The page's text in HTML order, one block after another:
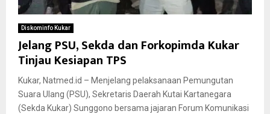
Diskominfo Kukar
Jelang PSU, Sekda dan Forkopimda Kukar
Tinjau Kesiapan TPS
Kukar, Natmed.id – Menjelang pelaksanaan Pemungutan
Suara Ulang (PSU), Sekretaris Daerah Kutai Kartanegara
(Sekda Kukar) Sunggono bersama jajaran Forum Komunikasi